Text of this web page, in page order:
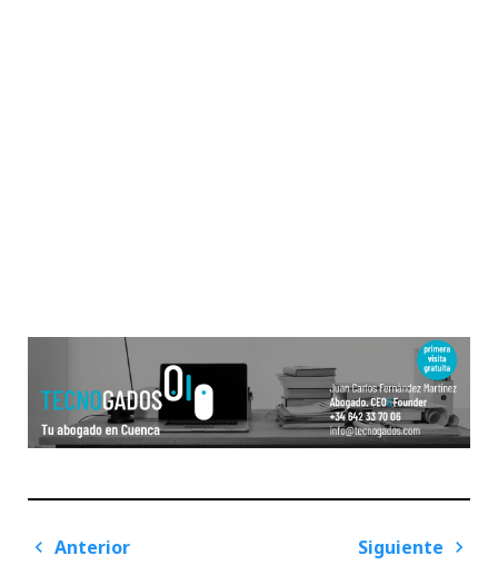
Navegación
Anterior
Siguiente